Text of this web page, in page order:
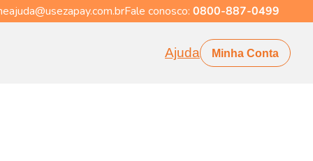
Fale conosco: 0800-887-0499
Ajuda Minha Conta